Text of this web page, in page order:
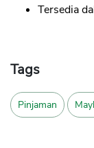
Tersedia
Tags
Pinjaman